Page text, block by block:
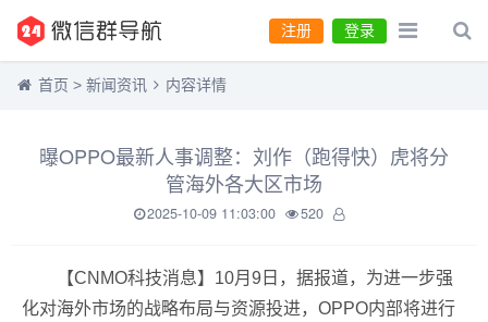
登录
注册
首页 > 新闻资讯 内容详情
曝OPPO最新人事调整：刘作（跑得快）虎将分
管海外各大区市场
2025-10-09 11:03:00 520
【CNMO科技消息】10月9日，据报道，为进一步强
化对海外市场的战略布局与资源投进，OPPO内部将进行